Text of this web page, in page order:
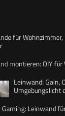
für
montieren: DIY für
Leinwand: Gain,
Umgebungslicht
Gaming: Leinwand